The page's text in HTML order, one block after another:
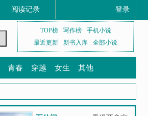
阅读记录 登录
TOP榜 写作榜
手机小说
最近更新
新书入库 全部小说
青春 穿越 女生 其他